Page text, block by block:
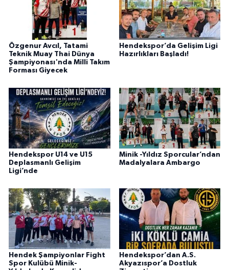
Özgenur Avcıl, Tatami
Teknik Muay Thai Dünya
Şampiyonası'nda Milli Takım
Forması Giyecek
Hendekspor’da Gelişim Ligi
Hazırlıkları Başladı!
Hendekspor U14 ve U15
Deplasmanlı Gelişim
Ligi’nde
Minik -Yıldız Sporcular’ndan
Madalyalara Ambargo
Hendek Şampiyonlar Fight
Spor Kulübü Minik-
Hendekspor’dan A.S.
Akyazıspor’a Dostluk